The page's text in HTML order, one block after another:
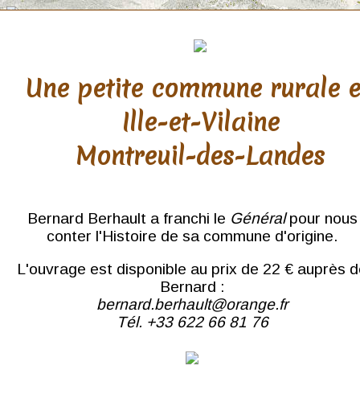
du Bois de Boulogne au
Montmartre
Sacré-Cœur
Tour Eiffel
Sainte-Chapelle
Une petite commune rurale
Ille-et-Vilaine
Montreuil-des-Landes
Bernard Berhault a franchi le Généralpour nous
conter l'Histoire de sa commune d'origine.
L'ouvrage est disponible au prix de 22 € auprès
Bernard :
bernard.berhault@orange.fr
Tél. +33 622 66 81 76